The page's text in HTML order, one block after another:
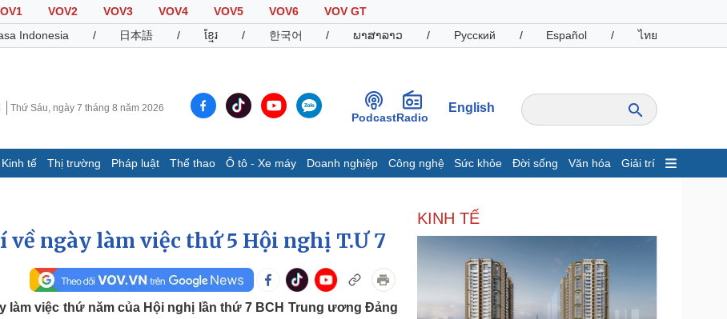
VOV2 VOV3 VOV4 VOV5 VOV6
VOV GT
Indonesia / 日本語 / ខ្មែរ / 한국어 / ພາສາລາວ / Русский / Español / ไทย
Thứ Sáu, ngày 7 tháng 8 năm 2026
PodcastRadio
English
Kinh tế Thị trường Pháp luật Thể thao Ô tô - Xe máy Doanh nghiệp Công nghệ Sức khỏe Đời sống Văn hóa Giải trí
Cuộc sống đó đây
Hồ sơ
Ảnh
E-Magazine
Infographic
Bất động sản
Khởi nghiệp
Tiêu dùng
Chứng khoán
Giá cà phê
về ngày làm việc thứ 5 Hội nghị T.Ư 7
làm việc thứ năm của Hội nghị lần thứ 7 BCH Trung ương Đảng
KINH TẾ